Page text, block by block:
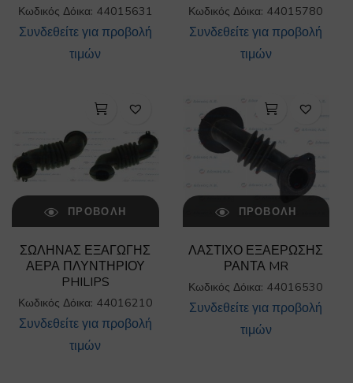
Κωδικός Δόικα: 44015631
Συνδεθείτε για προβολή
τιμών
Κωδικός Δόικα: 44015780
Συνδεθείτε για προβολή
τιμών
ΠΡΟΒΟΛΉ
ΣΩΛΗΝΑΣ ΕΞΑΓΩΓΗΣ
ΑΕΡΑ ΠΛΥΝΤΗΡΙΟΥ
PHILIPS
Κωδικός Δόικα: 44016210
Συνδεθείτε για προβολή
τιμών
ΠΡΟΒΟΛΉ
ΛΑΣΤΙΧΟ ΕΞΑΕΡΩΣΗΣ
ΡΑΝΤΑ MR
Κωδικός Δόικα: 44016530
Συνδεθείτε για προβολή
τιμών